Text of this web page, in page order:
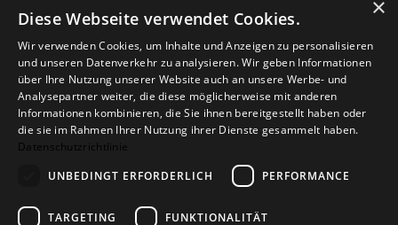
IM KATALOG BLÄTTERN
Versand Zahlarten Retoure
×
Diese Webseite verwendet Cookies.
Wir verwenden Cookies, um Inhalte und Anzeigen zu personalisieren
und unseren Datenverkehr zu analysieren. Wir geben Informationen
über Ihre Nutzung unserer Website auch an unsere Werbe- und
Analysepartner weiter, die diese möglicherweise mit anderen
Informationen kombinieren, die Sie ihnen bereitgestellt haben oder
die sie im Rahmen Ihrer Nutzung ihrer Dienste gesammelt haben.
Datenschutzrichtlinie
UNBEDINGT ERFORDERLICH
PERFORMANCE
TARGETING FUNKTIONALITÄT